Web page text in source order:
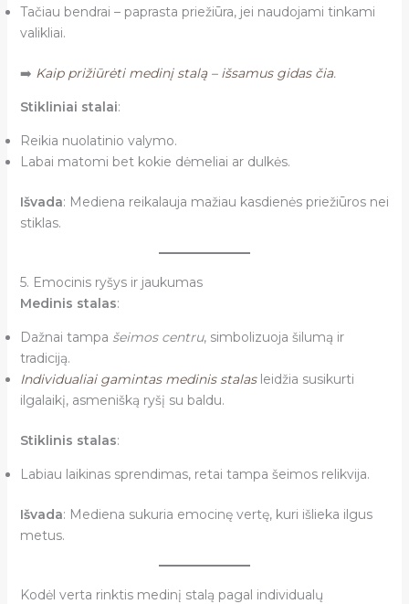
Tačiau bendrai – paprasta priežiūra, jei naudojami tinkami
valikliai.
➡️ Kaip prižiūrėti medinį stalą – išsamus gidas čia.
Stikliniai stalai:
Reikia nuolatinio valymo.
Labai matomi bet kokie dėmeliai ar dulkės.
Išvada: Mediena reikalauja mažiau kasdienės priežiūros nei
stiklas.
5. Emocinis ryšys ir jaukumas
Medinis stalas:
Dažnai tampa šeimos centru, simbolizuoja šilumą ir
tradiciją.
Individualiai gamintas medinis stalasleidžia susikurti
ilgalaikį, asmenišką ryšį su baldu.
Stiklinis stalas:
Labiau laikinas sprendimas, retai tampa šeimos relikvija.
Išvada: Mediena sukuria emocinę vertę, kuri išlieka ilgus
metus.
Kodėl verta rinktis medinį stalą pagal individualų